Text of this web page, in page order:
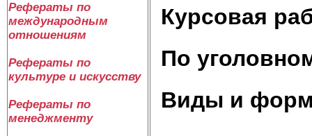
Рефераты по
международным
отношениям
Рефераты по
культуре и искусству
Рефераты по
менеджменту
Курсовая
По
Виды и